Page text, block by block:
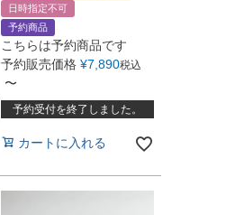
日時指定不可
予約商品
こちらは予約商品です
予約販売価格 ¥7,890税込
〜
予約受付を終了しました。
カートに入れる